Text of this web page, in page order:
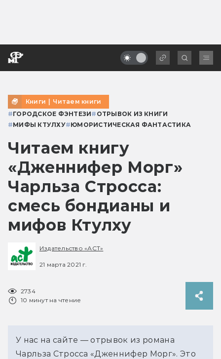
Книги | Читаем книги
#ГОРОДСКОЕ ФЭНТЕЗИ# ОТРЫВОК ИЗ КНИГИ
#МИФЫ КТУЛХУ#ЮМОРИСТИЧЕСКАЯ ФАНТАСТИКА
Читаем книгу
«Дженнифер Морг»
Чарльза Стросса:
смесь бондианы и
мифов Ктулху
Издательство «АСТ»
21 марта 2021 г.
2734
10 минут на чтение
У нас на сайте — отрывок из романа
Чарльза Стросса «Дженнифер Морг». Это